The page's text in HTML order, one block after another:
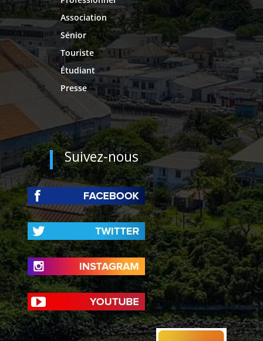
Association
Sénior
Touriste
Étudiant
Presse
Suivez-nous